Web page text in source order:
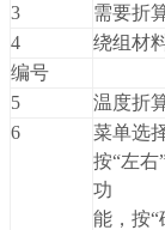
3
需要折
4
绕组材
编号
5
温度折
6
菜单选
按“左右
功
能，按“